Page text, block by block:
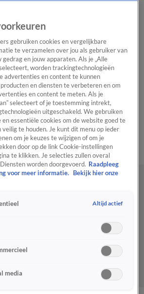
van de Dag Onze categorieën Laatste
van de Dag Podcast
van de
PodcastPanelContact
gebruiken cookies en vergelijkbare
te verzamelen over jou als gebruiker van
gedrag en jouw apparaten. Als je „Alle
worden trackingtechnologieën
advertenties en content te kunnen
en diensten te verbeteren en om
en content te meten. Als je
selecteert of je toestemming intrekt,
uitgeschakeld. We gebruiken
essentiële cookies om de website goed te
veilig te houden. Je kunt dit menu op ieder
om je keuzes te wijzigen of om je
door op de link Cookie-instellingen
te klikken. Je selecties zullen overal
worden doorgevoerd. Raadpleeg
voor meer informatie.
Bekijk hier onze
Altijd actief
media